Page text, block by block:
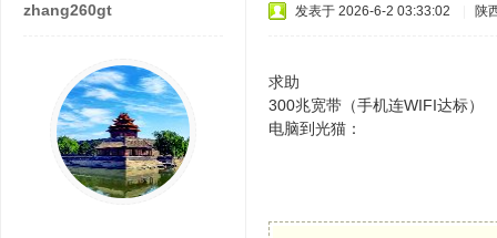
zhang260gt 发表于 2026-6-2 03:33:02 陕
求助
300兆宽带（手机连WIFI达标）
电脑到光猫：